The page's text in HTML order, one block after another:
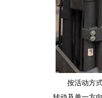
按活动方